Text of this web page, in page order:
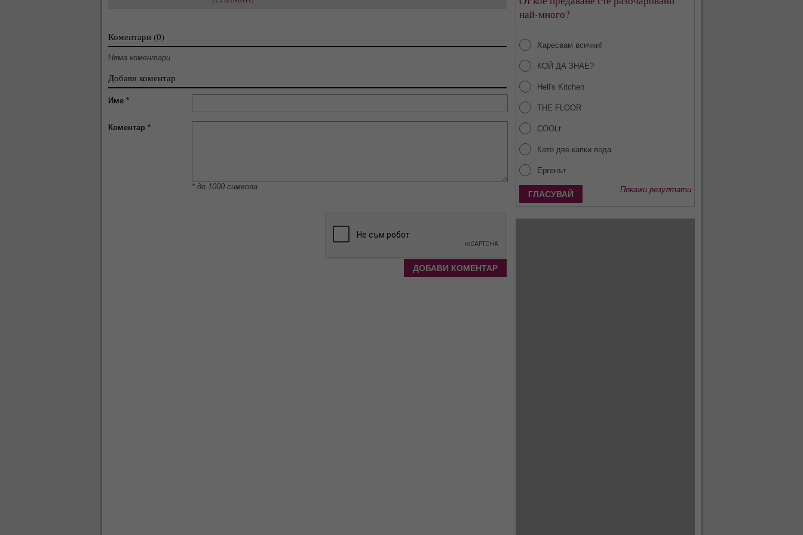
Коментари (0)
Няма коментари.
Добави коментар
Име *
Коментар *
* до 1000 символа
най-много?
Харесвам всички!
КОЙ ДА ЗНАЕ?
Hell's Kitchen
THE FLOOR
COOLt
Като две капки вода
Ергенът
Покажи резултати